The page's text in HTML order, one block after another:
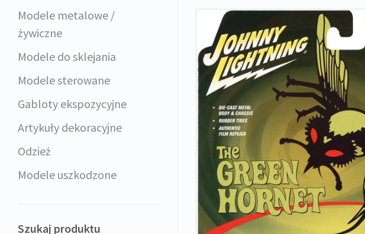
Modele metalowe /
żywiczne
Modele do sklejania
Modele sterowane
Gabloty ekspozycyjne
Artykuły dekoracyjne
Odzież
Modele uszkodzone
Szukaj produktu